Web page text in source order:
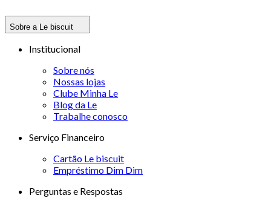
Sobre a Le biscuit
Institucional
Sobre nós
Nossas lojas
Clube Minha Le
Blog da Le
Trabalhe conosco
Serviço Financeiro
Cartão Le biscuit
Empréstimo Dim Dim
Perguntas e Respostas